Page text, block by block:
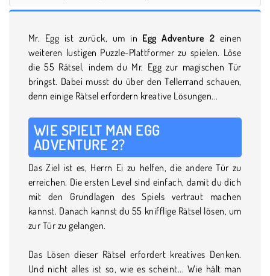
Mr. Egg ist zurück, um in Egg Adventure 2 einen
weiteren lustigen Puzzle-Plattformer zu spielen. Löse
die 55 Rätsel, indem du Mr. Egg zur magischen Tür
bringst. Dabei musst du über den Tellerrand schauen,
denn einige Rätsel erfordern kreative Lösungen...
WIE SPIELT MAN EGG
ADVENTURE 2?
Das Ziel ist es, Herrn Ei zu helfen, die andere Tür zu
erreichen. Die ersten Level sind einfach, damit du dich
mit den Grundlagen des Spiels vertraut machen
kannst. Danach kannst du 55 knifflige Rätsel lösen, um
zur Tür zu gelangen.
Das Lösen dieser Rätsel erfordert kreatives Denken.
Und nicht alles ist so, wie es scheint... Wie hält man